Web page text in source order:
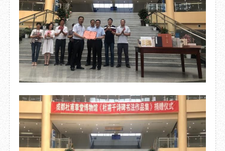
万佛楼
千诗碑